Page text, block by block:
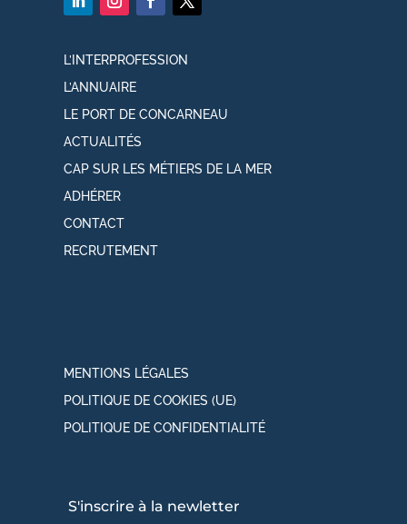
L’INTERPROFESSION
L’ANNUAIRE
LE PORT DE CONCARNEAU
ACTUALITÉS
CAP SUR LES MÉTIERS DE LA MER
ADHÉRER
CONTACT
RECRUTEMENT
MENTIONS LÉGALES
POLITIQUE DE COOKIES (UE)
POLITIQUE DE CONFIDENTIALITÉ
S'inscrire à la newletter